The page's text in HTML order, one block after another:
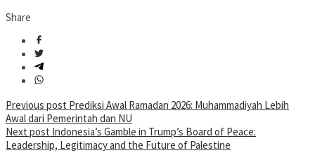
Share
Post
navigation
Previous post Prediksi Awal Ramadan 2026: Muhammadiyah Lebih
Awal dari Pemerintah dan NU
Next post Indonesia’s Gamble in Trump’s Board of Peace:
Leadership, Legitimacy and the Future of Palestine